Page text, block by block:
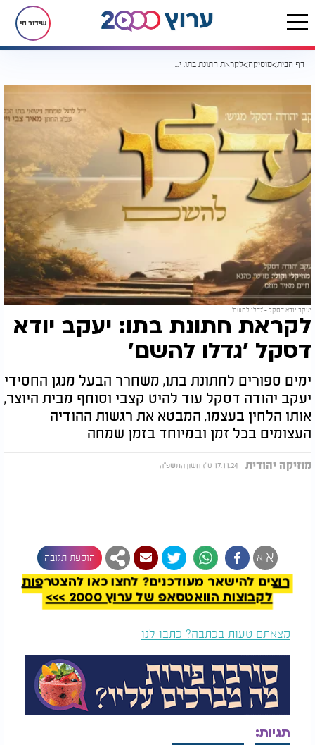
שידור חי
דף הבית מוסיקה לקראת חתונת בתו: יעקב יודא דסקל 'גדלו להשם'
יעקב יודא דסקל - 'גדלו להשם'
לקראת חתונת בתו: יעקב יודא
דסקל 'גדלו להשם'
ימים ספורים לחתונת בתו, משחרר הבעל מנגן החסידי
יעקב יהודה דסקל עוד להיט קצבי וסוחף מבית היוצר,
אותו הלחין בעצמו, המבטא את רגשות ההודיה
העצומים בכל זמן ובמיוחד בזמן שמחה
מוזיקה יהודית 17.11.24 ט"ז חשון התשפ"ה
א א הוספת תגובה
רוצים להישאר מעודכנים? לחצו כאן להצטרפות
לקבוצות הוואטסאפ של ערוץ 2000 >>>
מצאתם טעות בכתבה? כתבו לנו
תגיות: